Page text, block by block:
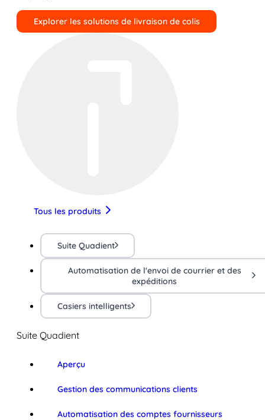
Explorer les solutions de livraison de colis
Tous les produits
Suite Quadient
Automatisation de l'envoi de courrier et des
expéditions
Casiers intelligents
Suite Quadient
Aperçu
Gestion des communications clients
Automatisation des comptes fournisseurs